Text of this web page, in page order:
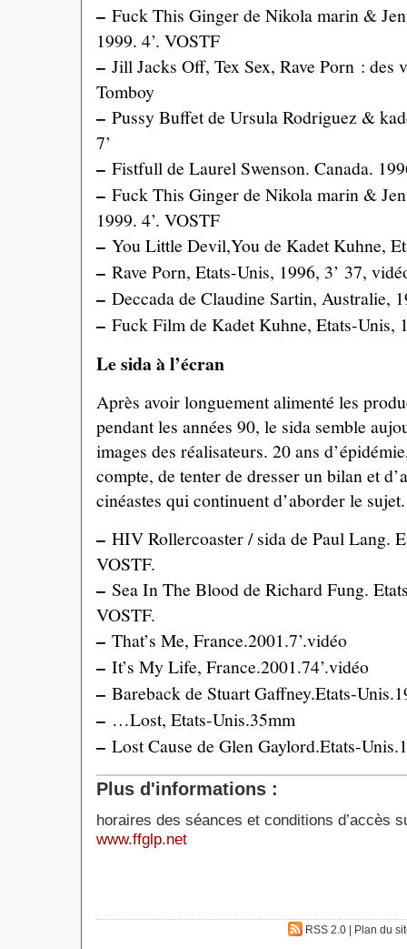
– Fuck This Ginger de Nikola marin &
1999. 4’. VOSTF
– Jill Jacks Off, Tex Sex, Rave Porn : des
Tomboy
– Pussy Buffet de Ursula Rodriguez &
7’
– Fistfull de Laurel Swenson. Canada.
– Fuck This Ginger de Nikola marin &
1999. 4’. VOSTF
– You Little Devil,You de Kadet Kuhne,
– Rave Porn, Etats-Unis, 1996, 3’ 37,
– Deccada de Claudine Sartin, Australie,
– Fuck Film de Kadet Kuhne, Etats-Unis,
Le sida à l’écran
Après avoir longuement alimenté les
pendant les années 90, le sida semble
images des réalisateurs. 20 ans
compte, de tenter de dresser un bilan et
cinéastes qui continuent d’aborder le
– HIV Rollercoaster / sida de Paul Lang.
VOSTF.
– Sea In The Blood de Richard Fung.
VOSTF.
– That’s Me, France.2001.7’.vidéo
– It’s My Life, France.2001.74’.vidéo
– Bareback de Stuart Gaffney.Etats-
– …Lost, Etats-Unis.35mm
– Lost Cause de Glen Gaylord.Etats-
Plus d'informations :
horaires des séances et conditions d’accès
www.ffglp.net
RSS 2.0 | Plan du